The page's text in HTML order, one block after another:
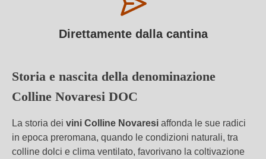
Direttamente dalla cantina
Storia e nascita della denominazione
Colline Novaresi DOC
La storia dei vini Colline Novaresi affonda le sue radici
in epoca preromana, quando le condizioni naturali, tra
colline dolci e clima ventilato, favorivano la coltivazione